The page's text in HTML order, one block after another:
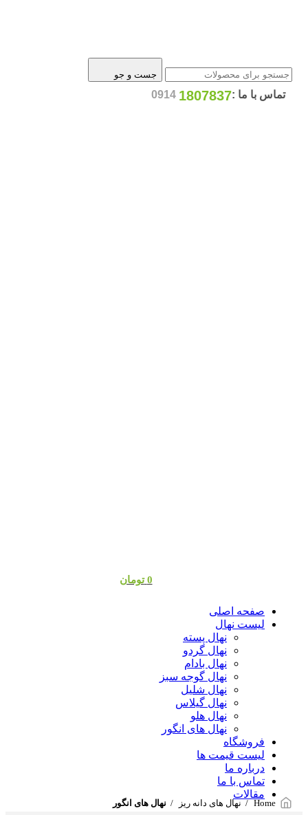
جست و جو
تماس با ما :1807837
0914
0 تومان
صفحه اصلی
لیست نهال
نهال پسته
نهال گردو
نهال بادام
نهال گوجه سبز
نهال شلیل
نهال گیلاس
نهال هلو
نهال های انگور
فروشگاه
لیست قیمت ها
درباره ما
تماس با ما
مقالات
Home نهال های دانه ریز نهال های انگور